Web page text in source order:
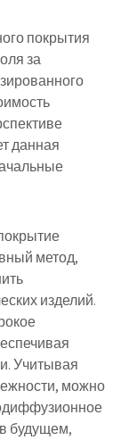
покрытия
за
данная
метод,
изделий.
Учитывая
можно
будущем,